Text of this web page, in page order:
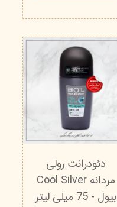
دئودرانت رولی
مردانه Cool Silver
بیول - 75 میلی لیتر